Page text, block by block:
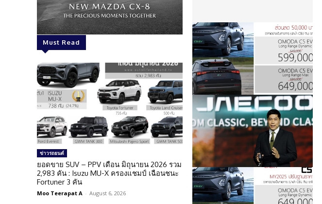
Must Read
ข่าวรถยนต์
ยอดขาย SUV – PPV เดือน มิถุนายน 2026 รวม
2,983 คัน : Isuzu MU-X ครองแชมป์ เฉือนชนะ
Fortuner 3 คัน
Moo Teerapat A - August 6, 2026